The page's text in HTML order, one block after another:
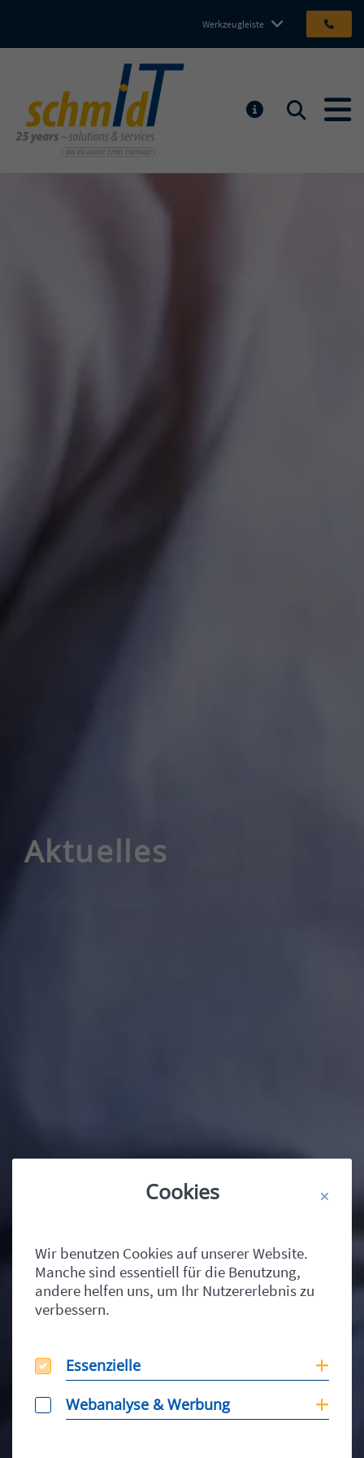
Werkzeugleiste
MELDUNGEN
Suchen
Aktuelles
Cookies
Wir benutzen Cookies auf unserer Website.
Manche sind essentiell für die Benutzung,
andere helfen uns, um Ihr Nutzererlebnis zu
verbessern.
Essenzielle
Essenzielle
Webanalyse & Werbung
Webanalyse & Werbung